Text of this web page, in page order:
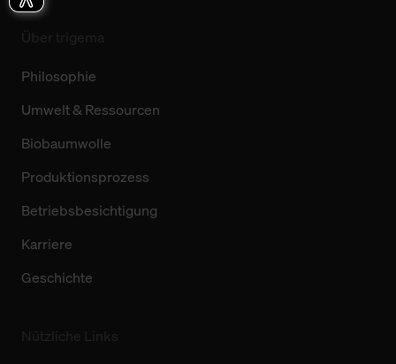
Philosophie
Umwelt & Ressourcen
Biobaumwolle
Produktionsprozess
Betriebsbesichtigung
Karriere
Geschichte